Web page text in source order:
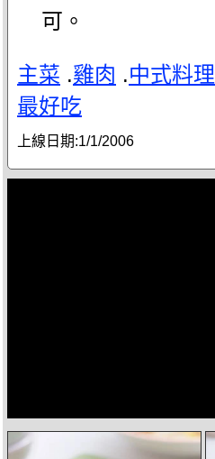
可。
主菜 .雞肉 .中式料理
最好吃
上線日期:1/1/2006